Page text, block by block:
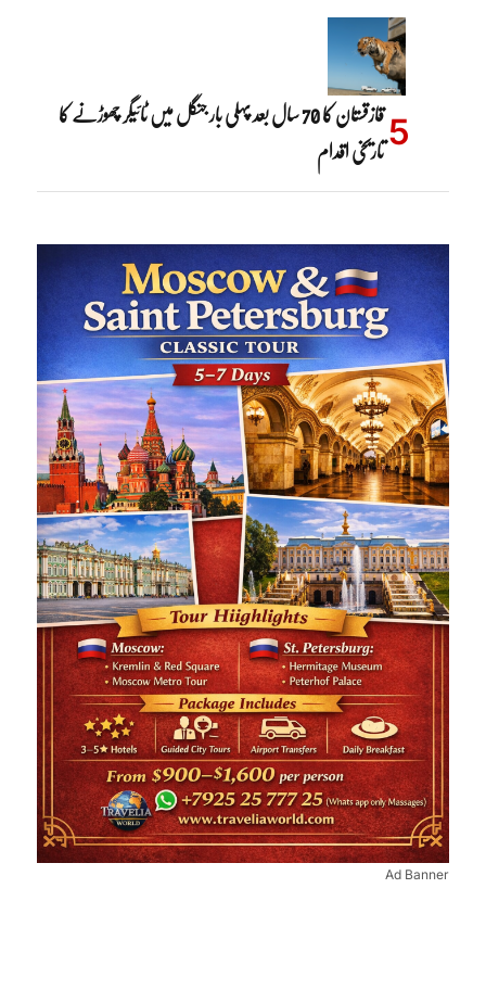
قازقستان کا 70 سال بعد پہلی بار جنگل میں ٹائیگر چھوڑنے کا
تاریخی اقدام
Ad Banner